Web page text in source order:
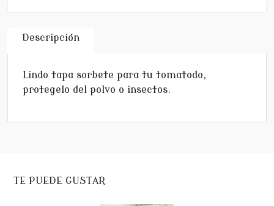
Descripción
Lindo tapa sorbete para tu tomatodo,
protegelo del polvo o insectos.
TE PUEDE GUSTAR